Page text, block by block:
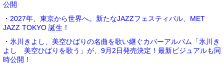
公開
・2027年、東京から世界へ。新たなJAZZフェスティバル、MET
JAZZ TOKYO 誕生！
・氷川きよし、美空ひばりの名曲を歌い継ぐカバーアルバム「氷川き
よし 美空ひばりを歌う」が、9月2日発売決定！最新ビジュアルも同
時公開！